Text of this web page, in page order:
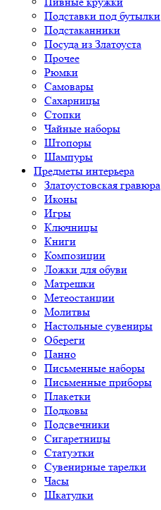
Подставки под бутылки
Подстаканники
Посуда из Златоуста
Прочее
Рюмки
Самовары
Сахарницы
Стопки
Чайные наборы
Штопоры
Шампуры
Предметы интерьера
Златоустовская гравюра
Иконы
Игры
Ключницы
Книги
Композиции
Ложки для обуви
Матрешки
Метеостанции
Молитвы
Настольные сувениры
Обереги
Панно
Письменные наборы
Письменные приборы
Плакетки
Подковы
Подсвечники
Сигаретницы
Статуэтки
Сувенирные тарелки
Часы
Шкатулки